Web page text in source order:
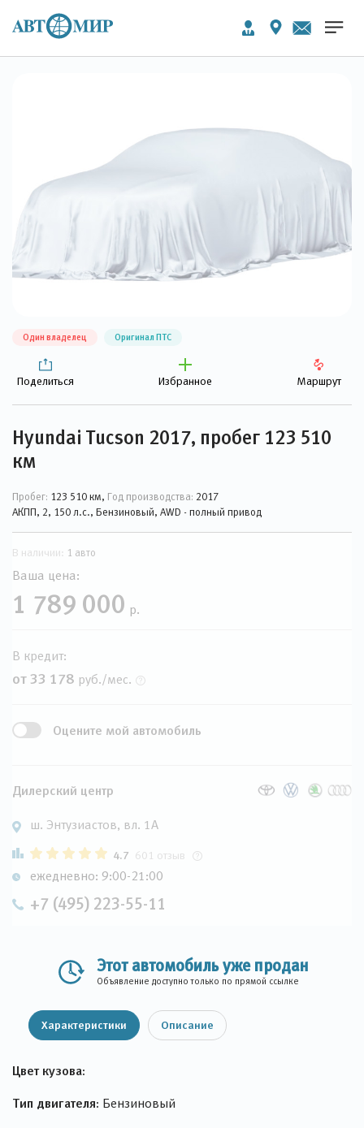
Один владелец Оригинал ПТС
Поделиться Избранное Маршрут
Hyundai Tucson 2017, пробег 123 510
км
Пробег: 123 510 км, Год производства: 2017
АКПП, 2, 150 л.с., Бензиновый, AWD - полный привод
В наличии: 1 авто
Ваша цена:
1 789 000 р.
В кредит:
от 33 178 руб./мес.
Оцените мой автомобиль
Дилерский центр
ш. Энтузиастов, вл. 1А
4.7 601 отзыв
ежедневно: 9:00-21:00
+7 (495) 223-55-11
Этот автомобиль уже продан
Объявление доступно только по прямой ссылке
Характеристики Описание
Цвет кузова:
Тип двигателя: Бензиновый